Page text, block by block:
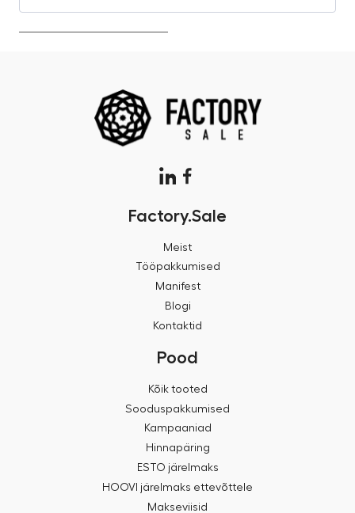
Factory.Sale
Meist
Tööpakkumised
Manifest
Blogi
Kontaktid
Pood
Kõik tooted
Sooduspakkumised
Kampaaniad
Hinnapäring
ESTO järelmaks
HOOVI järelmaks ettevõttele
Makseviisid